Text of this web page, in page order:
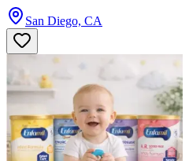
San Diego, CA